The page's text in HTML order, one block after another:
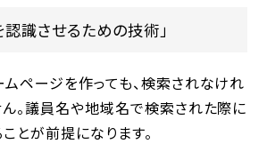
識させるための技術」
ページを作っても、検索されなけれ
。議員名や地域名で検索された際に
とが前提になります。